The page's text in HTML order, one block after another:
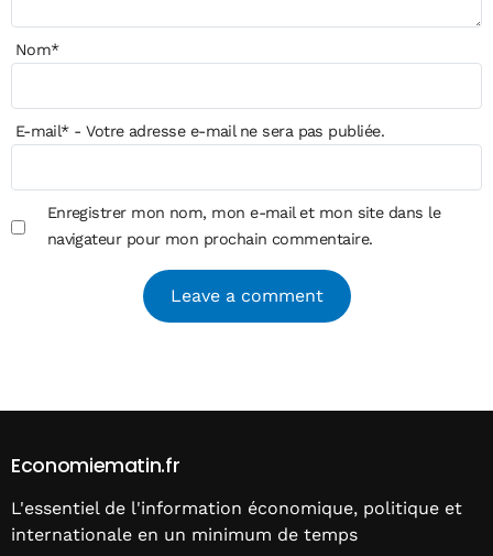
Nom*
E-mail*- Votre adresse e-mail ne sera pas publiée.
Enregistrer mon nom, mon e-mail et mon site dans le
navigateur pour mon prochain commentaire.
Economiematin.fr
L'essentiel de l'information économique, politique et
internationale en un minimum de temps